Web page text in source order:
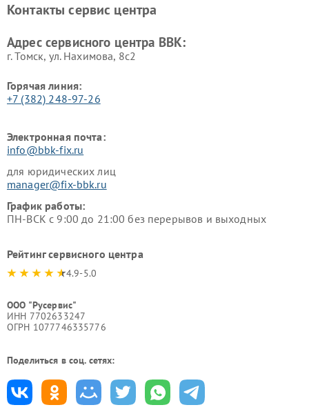
Ремонт винных шкафов BBK
Контакты сервис центра
Адрес сервисного центра BBK:
г. Томск, ул. Нахимова, 8с2
Горячая линия:
+7 (382) 248-97-26
Электронная почта:
info@bbk-fix.ru
для юридических лиц
manager@fix-bbk.ru
График работы:
ПН-ВСК с 9:00 до 21:00 без перерывов и выходных
Рейтинг сервисного центра
4.9-5.0
ООО "Русервис"
ИНН 7702633247
ОГРН 1077746335776
Поделиться в соц. сетях: